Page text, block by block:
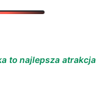
to najlepsza atrakcja